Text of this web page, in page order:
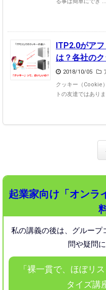
ITP2.0がア
は？各社の
2018/10/05
クッキー（Cookie
トの友達ではあり
起業家向け「オンラ
私の講義の後は、グループ
問や疑問
「裸一貫で、ほぼリ
タイズ講